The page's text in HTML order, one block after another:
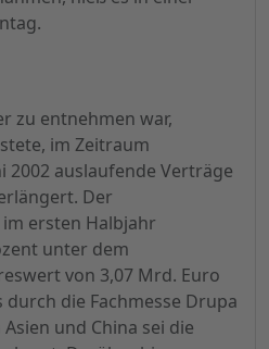
zu entnehmen war,
im Zeitraum
2002 auslaufende Verträge
Der
ersten Halbjahr
unter dem
von 3,07 Mrd. Euro
die Fachmesse Drupa
und China sei die